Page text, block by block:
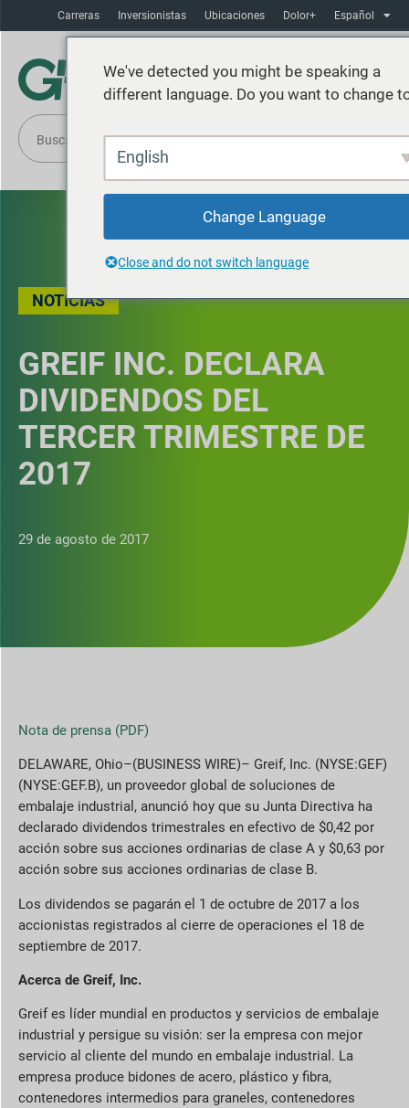
Carreras Inversionistas Ubicaciones Dolor+ Español
NOTICIAS
GREIF INC. DECLARA
DIVIDENDOS DEL
TERCER TRIMESTRE DE
2017
29 de agosto de 2017
Nota de prensa (PDF)
DELAWARE, Ohio–(BUSINESS WIRE)– Greif, Inc. (NYSE:GEF)
(NYSE:GEF.B), un proveedor global de soluciones de
embalaje industrial, anunció hoy que su Junta Directiva ha
declarado dividendos trimestrales en efectivo de $0,42 por
acción sobre sus acciones ordinarias de clase A y $0,63 por
acción sobre sus acciones ordinarias de clase B.
Los dividendos se pagarán el 1 de octubre de 2017 a los
accionistas registrados al cierre de operaciones el 18 de
septiembre de 2017.
Acerca de Greif, Inc.
Greif es líder mundial en productos y servicios de embalaje
industrial y persigue su visión: ser la empresa con mejor
servicio al cliente del mundo en embalaje industrial. La
empresa produce bidones de acero, plástico y fibra,
contenedores intermedios para graneles, contenedores
We've detected you might be speaking a
different language. Do you want to change
English
Change Language
Close and do not switch language